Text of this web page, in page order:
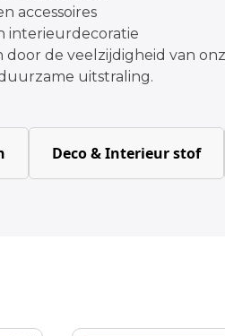
accessoires
interieurdecoratie
door de veelzijdigheid van
uitstraling.
Deco & Interieur stof